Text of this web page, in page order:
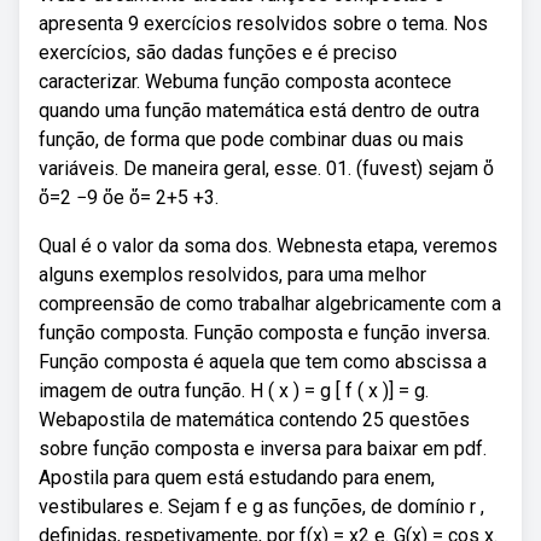
apresenta 9 exercícios resolvidos sobre o tema. Nos
exercícios, são dadas funções e é preciso
caracterizar. Webuma função composta acontece
quando uma função matemática está dentro de outra
função, de forma que pode combinar duas ou mais
variáveis. De maneira geral, esse. 01. (fuvest) sejam ὄ
ὅ=2 −9 ὄe ὅ= 2+5 +3.
Qual é o valor da soma dos. Webnesta etapa, veremos
alguns exemplos resolvidos, para uma melhor
compreensão de como trabalhar algebricamente com a
função composta. Função composta e função inversa.
Função composta é aquela que tem como abscissa a
imagem de outra função. H ( x ) = g [ f ( x )] = g.
Webapostila de matemática contendo 25 questões
sobre função composta e inversa para baixar em pdf.
Apostila para quem está estudando para enem,
vestibulares e. Sejam f e g as funções, de domínio r ,
definidas, respetivamente, por f(x) = x2 e. G(x) = cos x.